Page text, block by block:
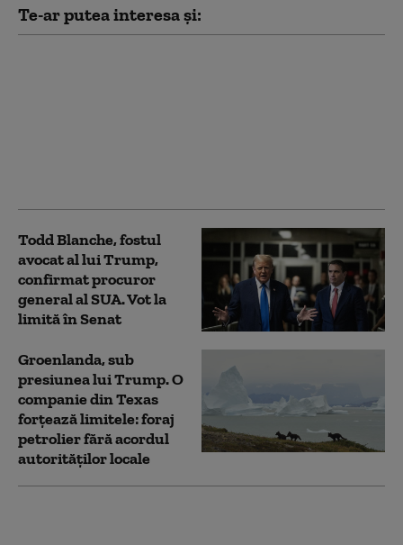
Te-ar putea interesa și:
Todd Blanche, fostul
avocat al lui Trump,
confirmat procuror
general al SUA. Vot la
limită în Senat
Groenlanda, sub
presiunea lui Trump. O
companie din Texas
forțează limitele: foraj
petrolier fără acordul
autorităților locale